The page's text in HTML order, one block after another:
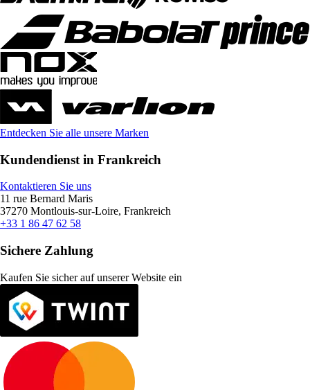
Entdecken Sie alle unsere Marken
Kundendienst in Frankreich
Kontaktieren Sie uns
11 rue Bernard Maris
37270 Montlouis-sur-Loire, Frankreich
+33 1 86 47 62 58
Sichere Zahlung
Kaufen Sie sicher auf unserer Website ein